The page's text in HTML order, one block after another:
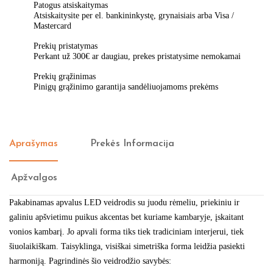
Patogus atsiskaitymas
Atsiskaitysite per el. bankininkystę, grynaisiais arba Visa /
Mastercard
Prekių pristatymas
Perkant už 300€ ar daugiau, prekes pristatysime nemokamai
Prekių grąžinimas
Pinigų grąžinimo garantija sandėliuojamoms prekėms
Aprašymas Prekės Informacija
Apžvalgos
Pakabinamas apvalus LED veidrodis su juodu rėmeliu, priekiniu ir
galiniu apšvietimu puikus akcentas bet kuriame kambaryje, įskaitant
vonios kambarį. Jo apvali forma tiks tiek tradiciniam interjerui, tiek
šiuolaikiškam. Taisyklinga, visiškai simetriška forma leidžia pasiekti
harmoniją. Pagrindinės šio veidrodžio savybės: